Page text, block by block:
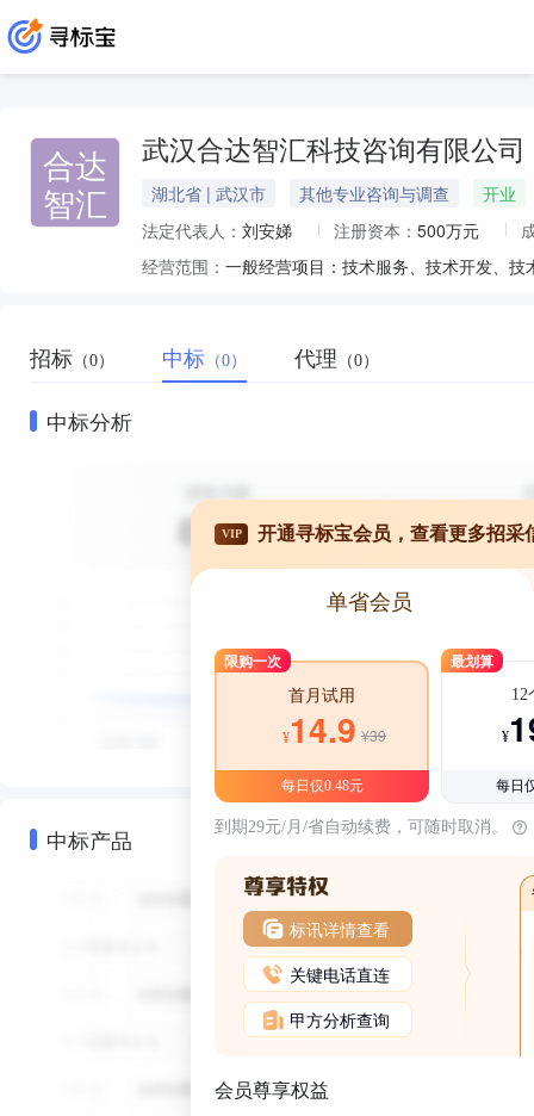
合达
智汇
武汉合达智汇科技咨询有限公司
湖北省 | 武汉市 其他专业咨询与调查
开业
法定代表人： 刘安娣 注册资本： 500万元
经营范围：
招标 （0） 中标 （0） 代理 （0）
中标分析
中标产品
VIP 开通寻标宝会员，查看更多招采
单省会员
限购一次
首月试用
¥14.9 ¥39
每日仅0.48元
最划算
12
¥
每日
到期29元/月/省自动续费，可随时取消。
标讯详情查看
关键电话直连
甲方分析查询
会员尊享权益